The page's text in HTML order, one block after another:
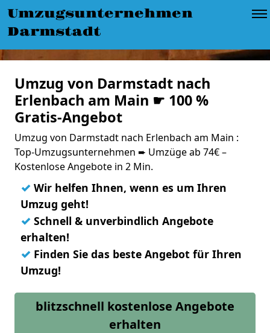
Umzugsunternehmen
Darmstadt
Umzug von Darmstadt nach
Erlenbach am Main ☛ 100 %
Gratis-Angebot
Umzug von Darmstadt nach Erlenbach am Main :
Top-Umzugsunternehmen ➨ Umzüge ab 74€ –
Kostenlose Angebote in 2 Min.
✓ Wir helfen Ihnen, wenn es um Ihren
Umzug geht!
✓ Schnell & unverbindlich Angebote
erhalten!
✓ Finden Sie das beste Angebot für Ihren
Umzug!
blitzschnell kostenlose Angebote
erhalten